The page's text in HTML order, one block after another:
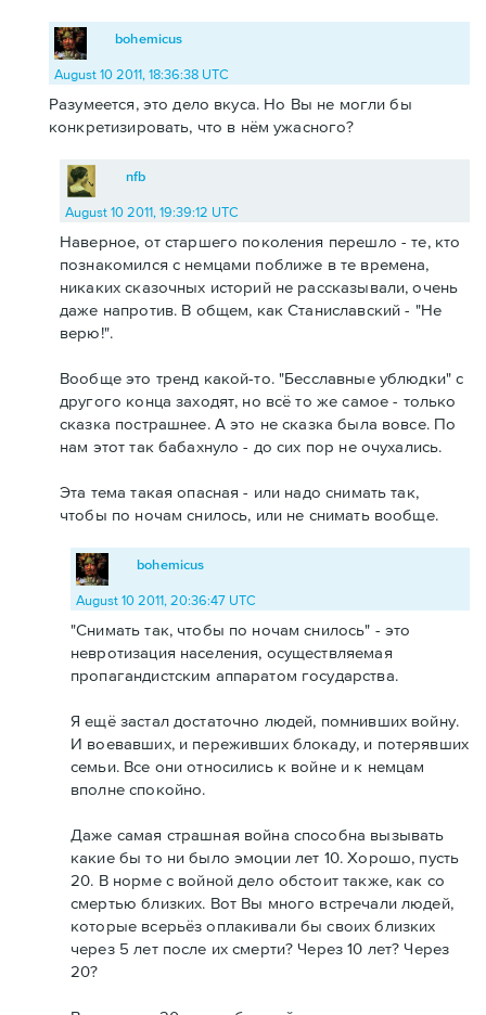
bohemicus
August 10 2011, 18:36:38 UTC
Разумеется, это дело вкуса. Но Вы не могли бы
конкретизировать, что в нём ужасного?
nfb
August 10 2011, 19:39:12 UTC
Наверное, от старшего поколения перешло - те, кто
познакомился с немцами поближе в те времена,
никаких сказочных историй не рассказывали, очень
даже напротив. В общем, как Станиславский - "Не
верю!".
Вообще это тренд какой-то. "Бесславные ублюдки" с
другого конца заходят, но всё то же самое - только
сказка пострашнее. А это не сказка была вовсе. По
нам этот так бабахнуло - до сих пор не очухались.
Эта тема такая опасная - или надо снимать так,
чтобы по ночам снилось, или не снимать вообще.
bohemicus
August 10 2011, 20:36:47 UTC
"Снимать так, чтобы по ночам снилось" - это
невротизация населения, осуществляемая
пропагандистским аппаратом государства.
Я ещё застал достаточно людей, помнивших войну.
И воевавших, и переживших блокаду, и потерявших
семьи. Все они относились к войне и к немцам
вполне спокойно.
Даже самая страшная война способна вызывать
какие бы то ни было эмоции лет 10. Хорошо, пусть
20. В норме с войной дело обстоит также, как со
смертью близких. Вот Вы много встречали людей,
которые всерьёз оплакивали бы своих близких
через 5 лет после их смерти? Через 10 лет? Через
20?